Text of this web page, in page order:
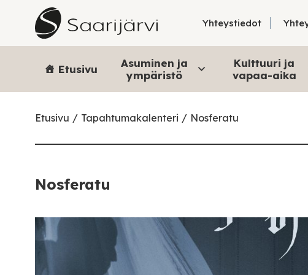
Skip to content
Yhteystiedot
Etusivu
Asuminen ja
ympäristö
Kulttuuri ja
vapaa-aika
Etusivu Tapahtumakalenteri Nosferatu
Nosferatu